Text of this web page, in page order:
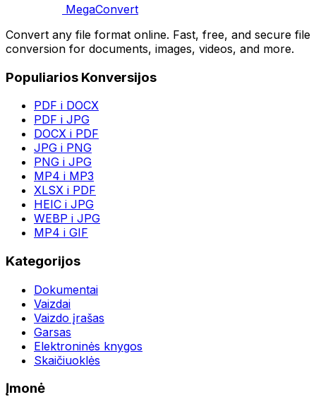
MegaConvert
Convert any file format online. Fast, free, and secure file
conversion for documents, images, videos, and more.
Populiarios Konversijos
PDF i DOCX
PDF i JPG
DOCX i PDF
JPG i PNG
PNG i JPG
MP4 i MP3
XLSX i PDF
HEIC i JPG
WEBP i JPG
MP4 i GIF
Kategorijos
Dokumentai
Vaizdai
Vaizdo įrašas
Garsas
Elektroninės knygos
Skaičiuoklės
Įmonė